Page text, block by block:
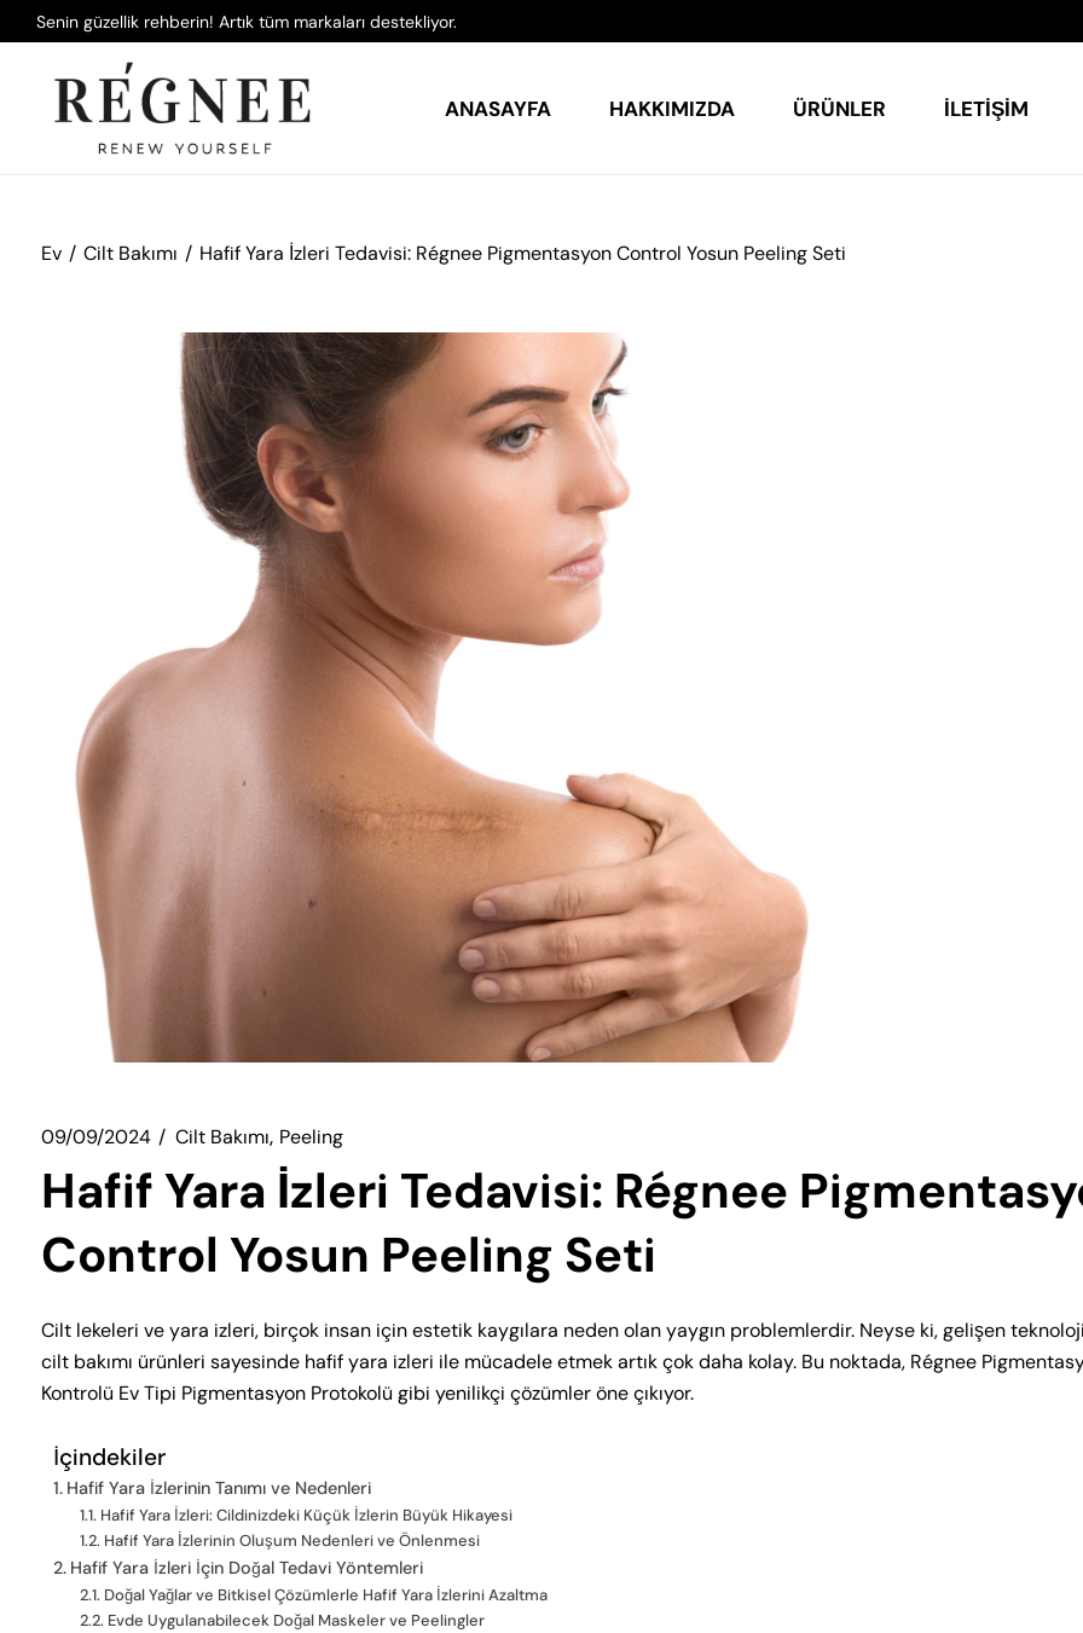
Senin güzellik rehberin! Artık tüm markaları destekliyor.
ANASAYFA HAKKIMIZDA ÜRÜNLER İLETIŞIM
Ev Cilt Bakımı Hafif Yara İzleri Tedavisi: Régnee Pigmentasyon Control Yosun Peeling Seti
09/09/2024 Cilt Bakımı Peeling
Hafif Yara İzleri Tedavisi: Régnee
Control Yosun Peeling Seti
Cilt lekeleri ve yara izleri, birçok insan için estetik kaygılara neden olan yaygın problemlerdir. Neyse ki, gelişen
cilt bakımı ürünleri sayesinde hafif yara izleri ile mücadele etmek artık çok daha kolay. Bu noktada, Régnee
Kontrolü Ev Tipi Pigmentasyon Protokolü gibi yenilikçi çözümler öne çıkıyor.
İçindekiler
Hafif Yara İzlerinin Tanımı ve Nedenleri
Hafif Yara İzleri: Cildinizdeki Küçük İzlerin Büyük Hikayesi
Hafif Yara İzlerinin Oluşum Nedenleri ve Önlenmesi
Hafif Yara İzleri İçin Doğal Tedavi Yöntemleri
Doğal Yağlar ve Bitkisel Çözümlerle Hafif Yara İzlerini Azaltma
Evde Uygulanabilecek Doğal Maskeler ve Peelingler